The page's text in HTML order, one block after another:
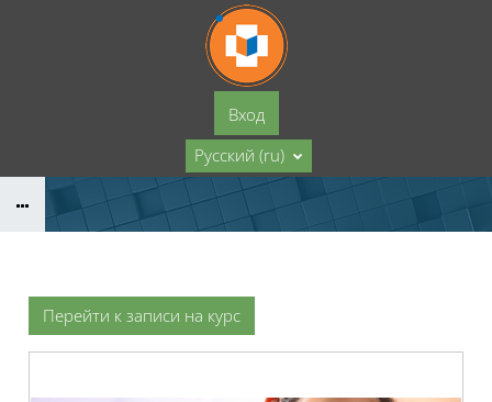
Перейти к основному содержанию
Вход
Русский ‎(ru)‎
Перейти к записи на курс